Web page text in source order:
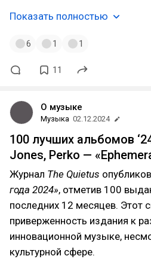
Показать полностью
6 1 1
11
О музыке
Музыка 02.12.2024
100 лучших альбомов
Jones, Perko —
Журнал The Quietus
года 2024», отметив 100
последних 12 месяцев. Этот
приверженность издания к
инновационной музыке,
культурной сфере.